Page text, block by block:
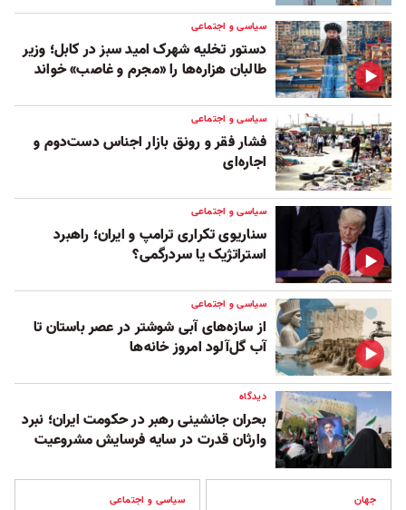
سیاسی و اجتماعی
دستور تخلیه شهرک امید سبز در کابل؛ وزیر
طالبان هزاره‌ها را «مجرم و غاصب» خواند
سیاسی و اجتماعی
فشار فقر و رونق بازار اجناس دست‌دوم و
اجاره‌ای
سیاسی و اجتماعی
سناریوی تکراری ترامپ و ایران؛ راهبرد
استراتژیک یا سردرگمی؟
سیاسی و اجتماعی
از سازه‌های آبی شوشتر در عصر باستان تا
آب گل‌آلود امروز خانه‌ها
دیدگاه
بحران جانشینی رهبر در حکومت ایران؛ نبرد
وارثان قدرت در سایه فرسایش مشروعیت
جهان سیاسی و اجتماعی